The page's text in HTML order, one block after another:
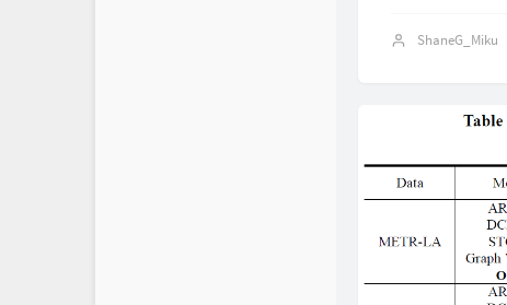
ShaneG_Miku